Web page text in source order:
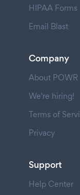
HIPAA Forms
Email Blast
Company
About POWR
We're hiring!
Terms of
Privacy
Support
Help Center